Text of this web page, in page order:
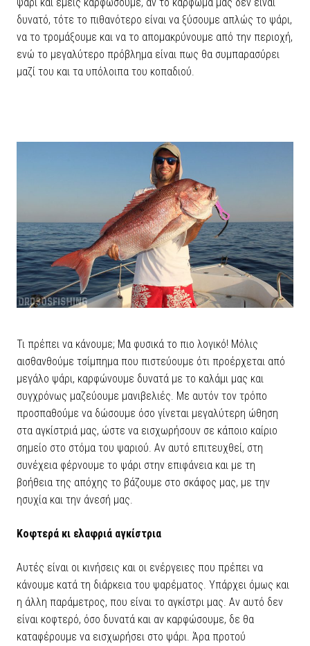
δυνατό, τότε το πιθανότερο είναι να ξύσουμε απλώς το ψάρι,
να το τρομάξουμε και να το απομακρύνουμε από την περιοχή,
ενώ το μεγαλύτερο πρόβλημα είναι πως θα συμπαρασύρει
μαζί του και τα υπόλοιπα του κοπαδιού.
Τι πρέπει να κάνουμε; Μα φυσικά το πιο λογικό! Μόλις
αισθανθούμε τσίμπημα που πιστεύουμε ότι προέρχεται από
μεγάλο ψάρι, καρφώνουμε δυνατά με το καλάμι μας και
συγχρόνως μαζεύουμε μανιβελιές. Με αυτόν τον τρόπο
προσπαθούμε να δώσουμε όσο γίνεται μεγαλύτερη ώθηση
στα αγκίστριά μας, ώστε να εισχωρήσουν σε κάποιο καίριο
σημείο στο στόμα του ψαριού. Αν αυτό επιτευχθεί, στη
συνέχεια φέρνουμε το ψάρι στην επιφάνεια και με τη
βοήθεια της απόχης το βάζουμε στο σκάφος μας, με την
ησυχία και την άνεσή μας.
Κοφτερά κι ελαφριά αγκίστρια
Αυτές είναι οι κινήσεις και οι ενέργειες που πρέπει να
κάνουμε κατά τη διάρκεια του ψαρέματος. Υπάρχει όμως και
η άλλη παράμετρος, που είναι το αγκίστρι μας. Αν αυτό δεν
είναι κοφτερό, όσο δυνατά και αν καρφώσουμε, δε θα
καταφέρουμε να εισχωρήσει στο ψάρι. Άρα προτού